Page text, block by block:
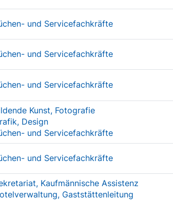
und Servicefachkräfte
und Servicefachkräfte
und Servicefachkräfte
Kunst, Fotografie
Design
und Servicefachkräfte
und Servicefachkräfte
Kaufmännische Assistenz
Gaststättenleitung